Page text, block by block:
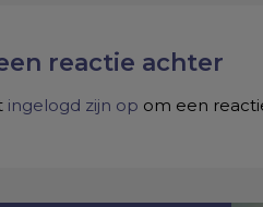
reactie achter
ingelogd zijn op om een